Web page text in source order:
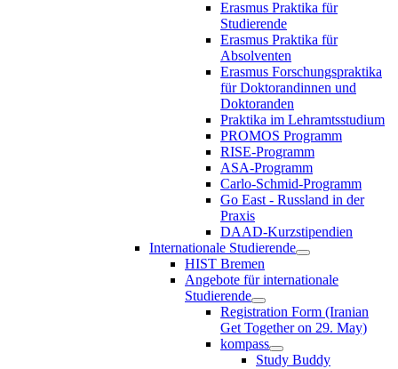
Erasmus Praktika für
Studierende
Erasmus Praktika für
Absolventen
Erasmus Forschungspraktika
für Doktorandinnen und
Doktoranden
Praktika im Lehramtsstudium
PROMOS Programm
RISE-Programm
ASA-Programm
Carlo-Schmid-Programm
Go East - Russland in der
Praxis
DAAD-Kurzstipendien
Internationale Studierende
HIST Bremen
Angebote für internationale
Studierende
Registration Form (Iranian
Get Together on 29. May)
kompass
Study Buddy